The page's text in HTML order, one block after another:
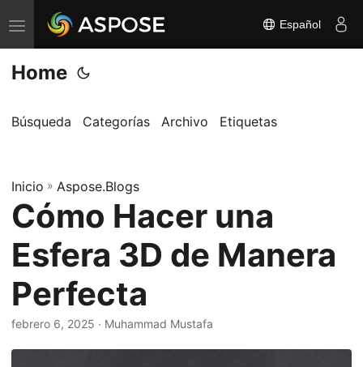
A
l
t
r
r
n
a
v
g
a
c
Español
Home
Búsqueda Categorías Archivo Etiquetas
Inicio » Aspose.Blogs
Cómo Hacer una
Esfera 3D de Manera
Perfecta
febrero 6, 2025 · Muhammad Mustafa